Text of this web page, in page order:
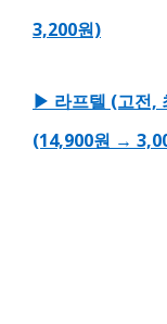
3,200원)
▶ 라프텔 (고전,
(14,900원 →